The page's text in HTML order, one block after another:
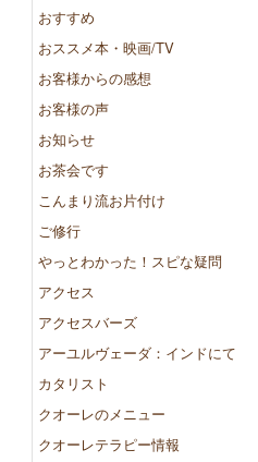
おすすめ
おススメ本・映画/TV
お客様からの感想
お客様の声
お知らせ
お茶会です
こんまり流お片付け
ご修行
やっとわかった！スピな疑問
アクセス
アクセスバーズ
アーユルヴェーダ：インドにて
カタリスト
クオーレのメニュー
クオーレテラピー情報